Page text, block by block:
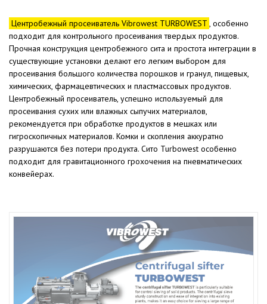
Центробежный просеиватель Vibrowest TURBOWEST , особенно
подходит для контрольного просеивания твердых продуктов.
Прочная конструкция центробежного сита и простота интеграции в
существующие установки делают его легким выбором для
просеивания большого количества порошков и гранул, пищевых,
химических, фармацевтических и пластмассовых продуктов.
Центробежный просеиватель, успешно используемый для
просеивания сухих или влажных сыпучих материалов,
рекомендуется при обработке продуктов в мешках или
гигроскопичных материалов. Комки и скопления аккуратно
разрушаются без потери продукта. Сито Turbowest особенно
подходит для гравитационного грохочения на пневматических
конвейерах.